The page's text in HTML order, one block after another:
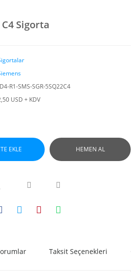
Sigorta
R1-SMS-SGR-5SQ22C4
USD + KDV
EKLE HEMEN AL
Taksit Seçenekleri